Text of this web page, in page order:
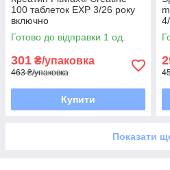
100 таблеток EXP 3/26 року
включно
Готово до відправки 1 од.
301 ₴/упаковка
463 ₴/упаковка
Купити
Показати